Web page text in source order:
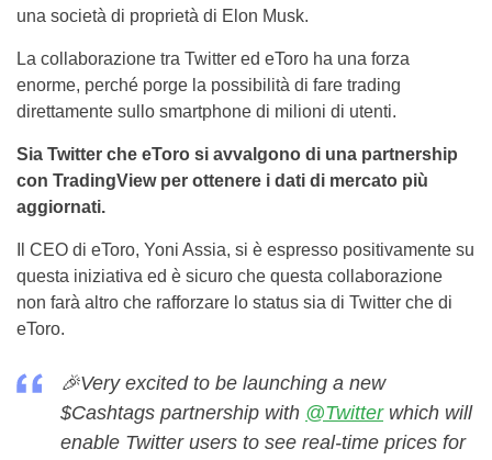
una società di proprietà di Elon Musk.
La collaborazione tra Twitter ed eToro ha una forza
enorme, perché porge la possibilità di fare trading
direttamente sullo smartphone di milioni di utenti.
Sia Twitter che eToro si avvalgono di una partnership
con TradingView per ottenere i dati di mercato più
aggiornati.
Il CEO di eToro, Yoni Assia, si è espresso positivamente su
questa iniziativa ed è sicuro che questa collaborazione
non farà altro che rafforzare lo status sia di Twitter che di
eToro.
🎉Very excited to be launching a new
$Cashtags partnership with @Twitterwhich will
enable Twitter users to see real-time prices for